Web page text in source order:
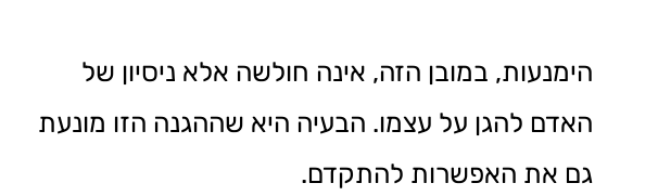
הימנעות, במובן הזה, אינה חולשה אלא ניסיון של
האדם להגן על עצמו. הבעיה היא שההגנה הזו מונעת
גם את האפשרות להתקדם.